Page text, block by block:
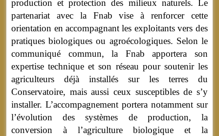
production et protection des milieux naturels. Le
partenariat avec la Fnab vise à renforcer cette
orientation en accompagnant les exploitants vers des
pratiques biologiques ou agroécologiques. Selon le
communiqué commun, la Fnab apportera son
expertise technique et son réseau pour soutenir les
agriculteurs déjà installés sur les terres du
Conservatoire, mais aussi ceux susceptibles de s’y
installer. L’accompagnement portera notamment sur
l’évolution des systèmes de production, la
conversion à l’agriculture biologique et la